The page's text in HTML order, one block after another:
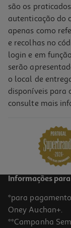
Tinteiro Original Hp
81,49 €
são os
autenticação do
apenas como
e recolhas no
login e em
serão
o local de
disponíveis
consulte mais
Informações
*para
Oney Auchan+.
**Campanha